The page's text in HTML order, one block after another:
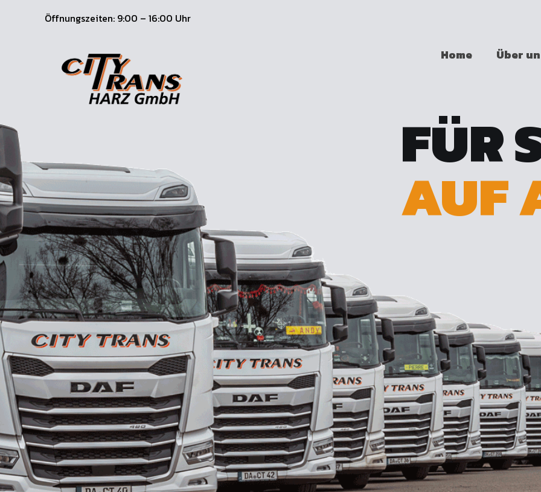
Öffnungszeiten: 9:00 – 16:00 Uhr
Home Über
FÜR
AUF